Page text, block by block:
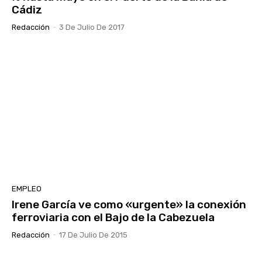
Cádiz
Redacción - 3 De Julio De 2017
EMPLEO
Irene García ve como «urgente» la conexión
ferroviaria con el Bajo de la Cabezuela
Redacción - 17 De Julio De 2015